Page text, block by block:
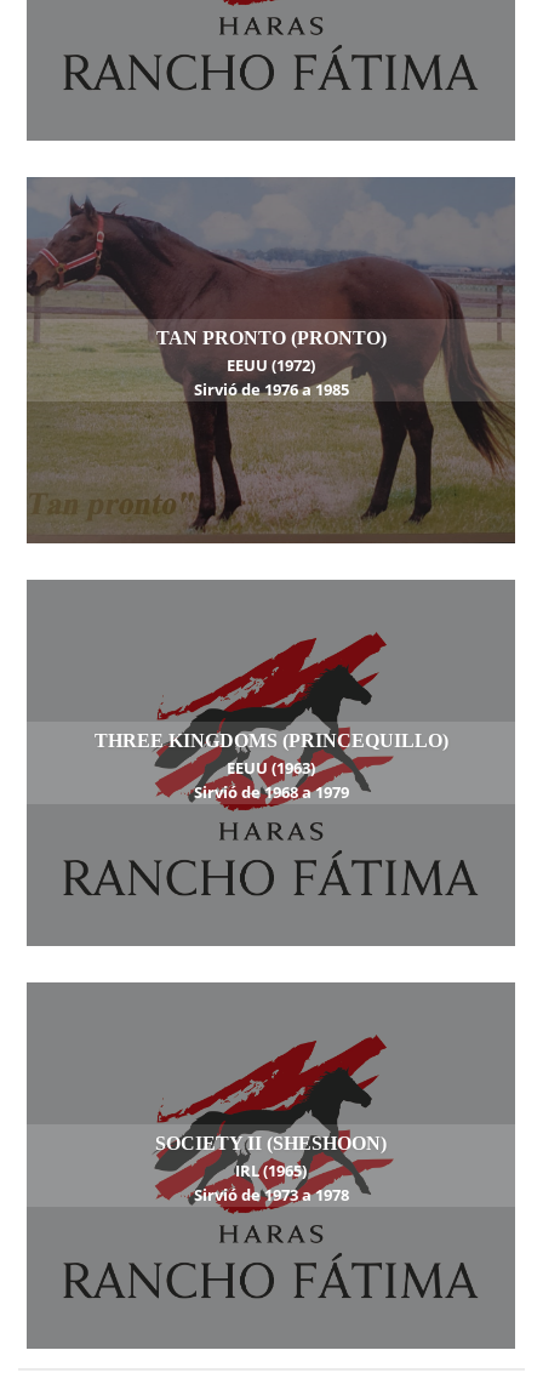
TAN PRONTO (PRONTO)
EEUU (1972)
Sirvió de 1976 a 1985
THREE KINGDOMS (PRINCEQUILLO)
EEUU (1963)
Sirvió de 1968 a 1979
SOCIETY II (SHESHOON)
IRL (1965)
Sirvió de 1973 a 1978